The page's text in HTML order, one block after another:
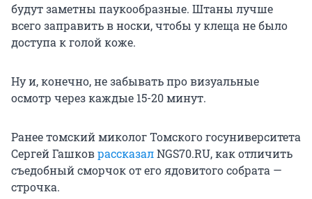
будут заметны паукообразные. Штаны лучше
всего заправить в носки, чтобы у клеща не было
доступа к голой коже.
Ну и, конечно, не забывать про визуальные
осмотр через каждые 15-20 минут.
Ранее томский миколог Томского госуниверситета
Сергей ГашковрассказалNGS70.RU, как отличить
съедобный сморчок от его ядовитого собрата —
строчка.